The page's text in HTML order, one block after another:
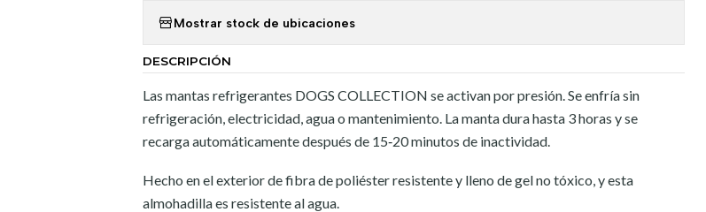
Mostrar stock de ubicaciones
DESCRIPCIÓN
Las mantas refrigerantes DOGS COLLECTION se activan por presión. Se enfría sin
refrigeración, electricidad, agua o mantenimiento. La manta dura hasta 3 horas y se
recarga automáticamente después de 15‐20 minutos de inactividad.
Hecho en el exterior de fibra de poliéster resistente y lleno de gel no tóxico, y esta
almohadilla es resistente al agua.